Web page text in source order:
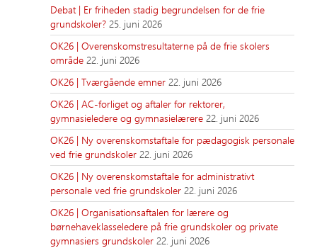
Debat | Er friheden stadig begrundelsen for de frie
grundskoler? 25. juni 2026
OK26 | Overenskomstresultaterne på de frie skolers
område 22. juni 2026
OK26 | Tværgående emner 22. juni 2026
OK26 | AC-forliget og aftaler for rektorer,
gymnasieledere og gymnasielærere 22. juni 2026
OK26 | Ny overenskomstaftale for pædagogisk personale
ved frie grundskoler 22. juni 2026
OK26 | Ny overenskomstaftale for administrativt
personale ved frie grundskoler 22. juni 2026
OK26 | Organisationsaftalen for lærere og
børnehaveklasseledere på frie grundskoler og private
gymnasiers grundskoler 22. juni 2026